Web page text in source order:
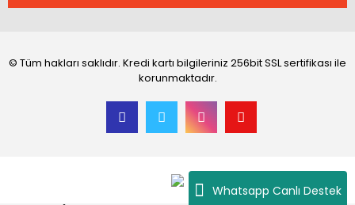
Whatsapp Canlı Destek
© Tüm hakları saklıdır. Kredi kartı bilgileriniz 256bit SSL sertifikası ile
korunmaktadır.